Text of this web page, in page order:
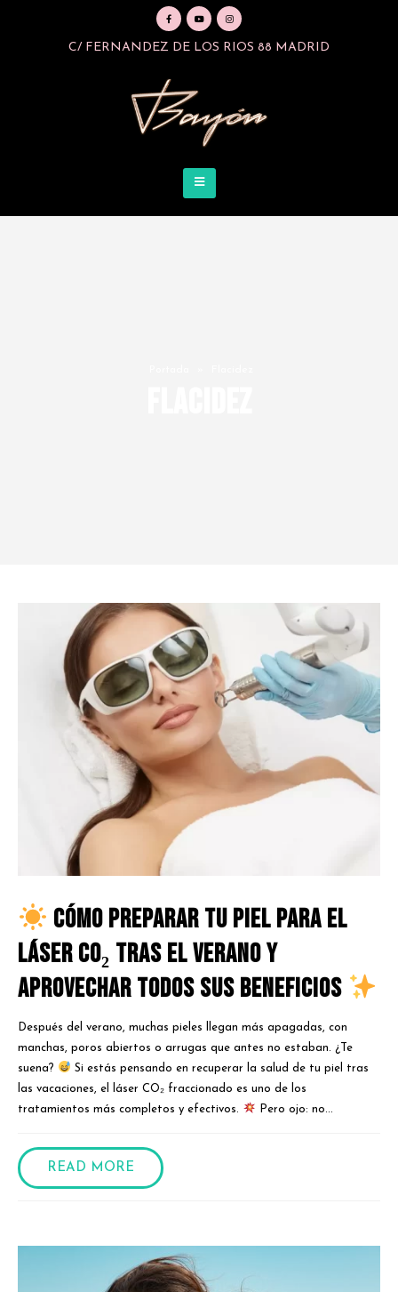
C/ FERNANDEZ DE LOS RIOS 88 MADRID
Cómo preparar tu piel para el
láser CO₂ tras el verano y
aprovechar todos sus beneficios
Después del verano, muchas pieles llegan más apagadas, con
manchas, poros abiertos o arrugas que antes no estaban. ¿Te
suena?
Si estás pensando en recuperar la salud de tu piel tras
las vacaciones, el láser CO₂ fraccionado es uno de los
tratamientos más completos y efectivos.
Pero ojo: no...
READ MORE